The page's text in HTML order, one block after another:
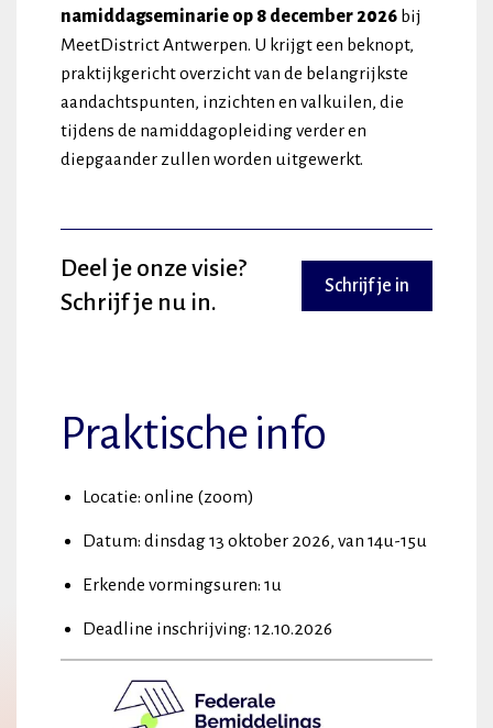
namiddagseminarie op 8 december 2026 bij
MeetDistrict Antwerpen. U krijgt een beknopt,
praktijkgericht overzicht van de belangrijkste
aandachtspunten, inzichten en valkuilen, die
tijdens de namiddagopleiding verder en
diepgaander zullen worden uitgewerkt.
Deel je onze visie?
Schrijf je nu in.
Schrijf je in
Praktische info
Locatie: online (zoom)
Datum: dinsdag 13 oktober 2026, van 14u-15u
Erkende vormingsuren: 1u
Deadline inschrijving: 12.10.2026